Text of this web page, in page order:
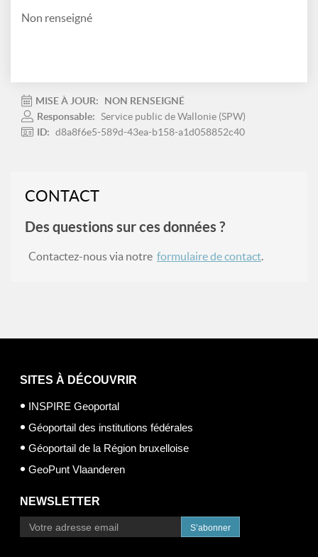
Non renseigné
MISE À JOUR:
NON RENSEIGNÉ
Responsable: Service public de Wallonie (SPW)
ID: d8a8f6e5-589d-43ea-b158-a1d058852c40
CONTACT
Des questions sur ces données ?
Contactez-nous via notre formulaire de contact.
SITES À DÉCOUVRIR
INSPIRE Geoportal
Géoportail des institutions fédérales
Géoportail de la Région bruxelloise
GeoPunt Vlaanderen
NEWSLETTER
S’abonner